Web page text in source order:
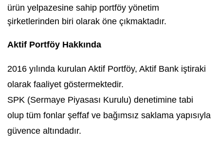
ürün yelpazesine sahip portföy yönetim
şirketlerinden biri olarak öne çıkmaktadır.
Aktif Portföy Hakkında
2016 yılında kurulan Aktif Portföy, Aktif Bank iştiraki
olarak faaliyet göstermektedir.
SPK (Sermaye Piyasası Kurulu) denetimine tabi
olup tüm fonlar şeffaf ve bağımsız saklama yapısıyla
güvence altındadır.